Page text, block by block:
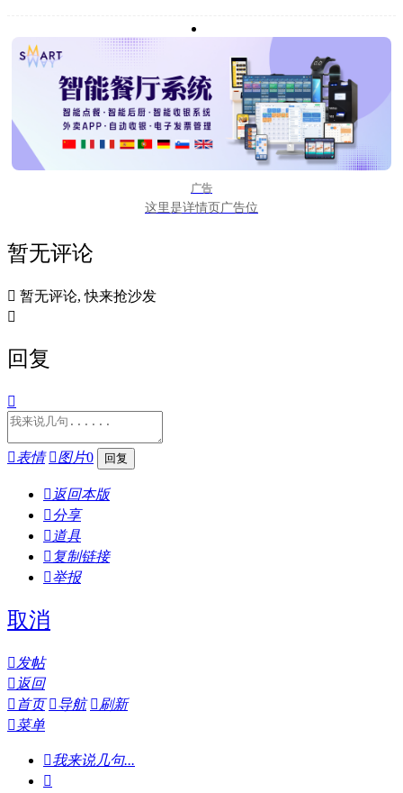
广告
这里是详情页广告位
暂无评论
 暂无评论, 快来抢沙发

回复

表情 图片0
 返回本版
分享
 道具
 复制链接
举报
取消
发帖
 返回
 首页 导航 刷新
菜单
我来说几句...
